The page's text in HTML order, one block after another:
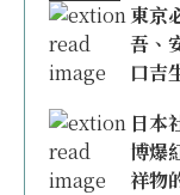
東京
吾、
口吉
日本
博爆
祥物